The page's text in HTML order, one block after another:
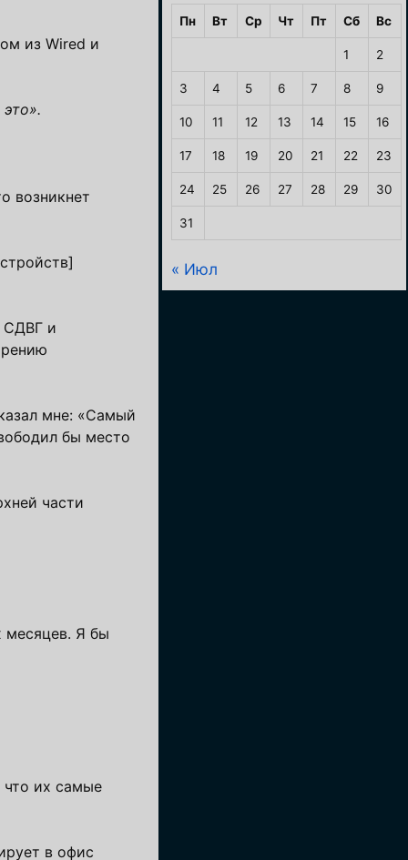
из Wired и
возникнет
СДВГ и
мне: «Самый
бы место
части
месяцев. Я бы
что их самые
в офис
Пн Вт Ср Чт Пт Сб Вс
1 2
3 4 5 6 7 8 9
10 11 12 13 14 15 16
17 18 19 20 21 22 23
24 25 26 27 28 29 30
31
« Июл